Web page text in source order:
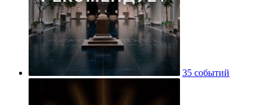
35 событий